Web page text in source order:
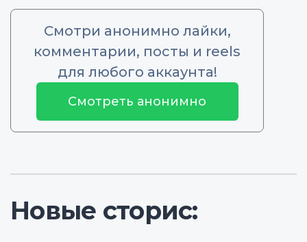
Смотри анонимно лайки,
комментарии, посты и reels
для любого аккаунта!
Смотреть анонимно
Новые сторис: